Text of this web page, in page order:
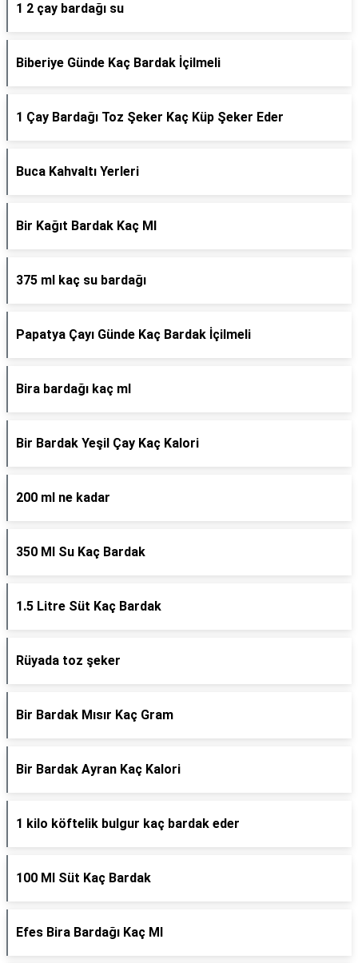
1 2 çay bardağı su
Biberiye Günde Kaç Bardak İçilmeli
1 Çay Bardağı Toz Şeker Kaç Küp Şeker Eder
Buca Kahvaltı Yerleri
Bir Kağıt Bardak Kaç Ml
375 ml kaç su bardağı
Papatya Çayı Günde Kaç Bardak İçilmeli
Bira bardağı kaç ml
Bir Bardak Yeşil Çay Kaç Kalori
200 ml ne kadar
350 Ml Su Kaç Bardak
1.5 Litre Süt Kaç Bardak
Rüyada toz şeker
Bir Bardak Mısır Kaç Gram
Bir Bardak Ayran Kaç Kalori
1 kilo köftelik bulgur kaç bardak eder
100 Ml Süt Kaç Bardak
Efes Bira Bardağı Kaç Ml